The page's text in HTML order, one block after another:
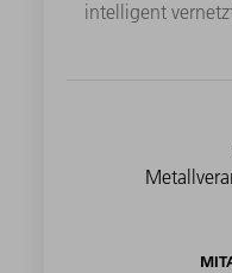
intelligent